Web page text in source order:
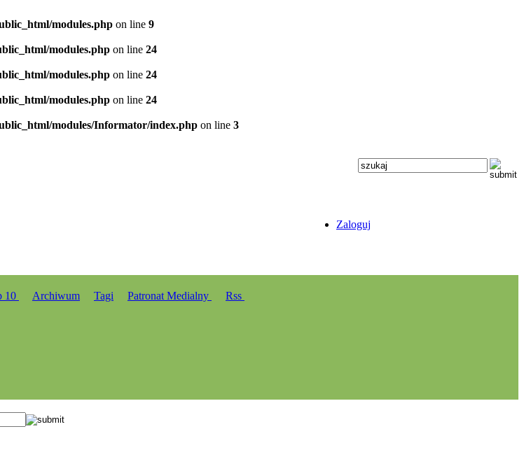
modules.php on line 9
modules.php on line 24
modules.php on line 24
modules.php on line 24
modules/Informator/index.php on line 3
Zaloguj
10 Archiwum Tagi Patronat Medialny
Rss